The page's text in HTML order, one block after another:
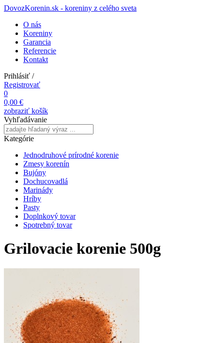
DovozKorenin.sk - koreniny z celého sveta
O nás
Koreniny
Garancia
Referencie
Kontakt
Prihlásiť /
Registrovať
0
0,00 €
zobraziť košík
Vyhľadávanie
Kategórie
Jednodruhové prírodné korenie
Zmesy korenín
Bujóny
Dochucovadlá
Marinády
Hríby
Pasty
Doplnkový tovar
Spotrebný tovar
Grilovacie korenie 500g